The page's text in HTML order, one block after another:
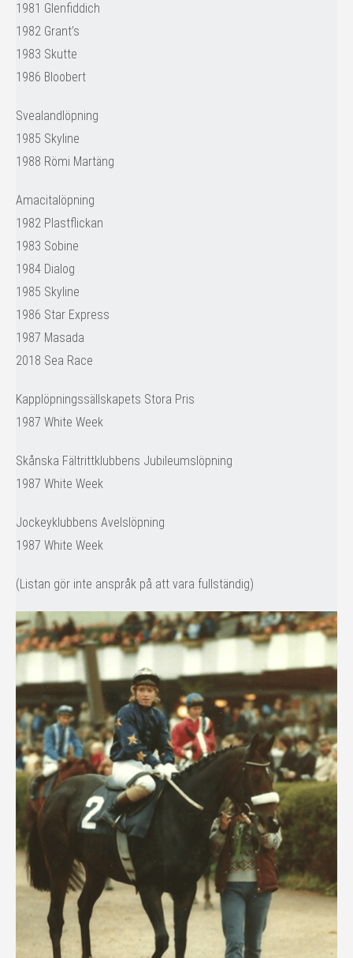
1981 Glenfiddich
1982 Grant’s
1983 Skutte
1986 Bloobert
Svealandlöpning
1985 Skyline
1988 Römi Martäng
Amacitalöpning
1982 Plastflickan
1983 Sobine
1984 Dialog
1985 Skyline
1986 Star Express
1987 Masada
2018 Sea Race
Kapplöpningssällskapets Stora Pris
1987 White Week
Skånska Fältrittklubbens Jubileumslöpning
1987 White Week
Jockeyklubbens Avelslöpning
1987 White Week
(Listan gör inte anspråk på att vara fullständig)